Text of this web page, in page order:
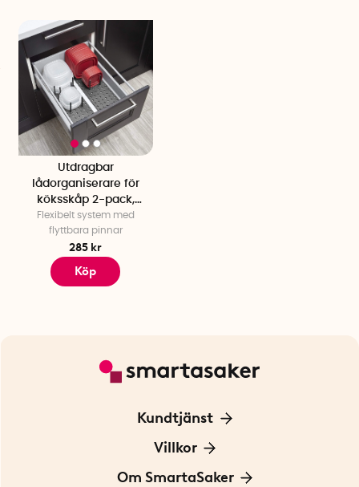
Utdragbar
lådorganiserare för
köksskåp 2-pack,
Umbra, Grå
Flexibelt system med
flyttbara pinnar
285 kr
Köp
Kundtjänst
Kontakta oss
För Företag
Villkor
Frakt och leverans
Om SmartaSaker